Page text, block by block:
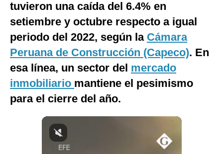
Internacional
Tecnología
Club del Suscriptor
Mix
G de Gestión
Notas Contratadas
tuvieron una caída del 6.4% en
setiembre y octubre respecto a igual
periodo del 2022, según la Cámara
Peruana de Construcción (Capeco). En
esa línea, un sector del mercado
inmobiliario mantiene el pesimismo
para el cierre del año.